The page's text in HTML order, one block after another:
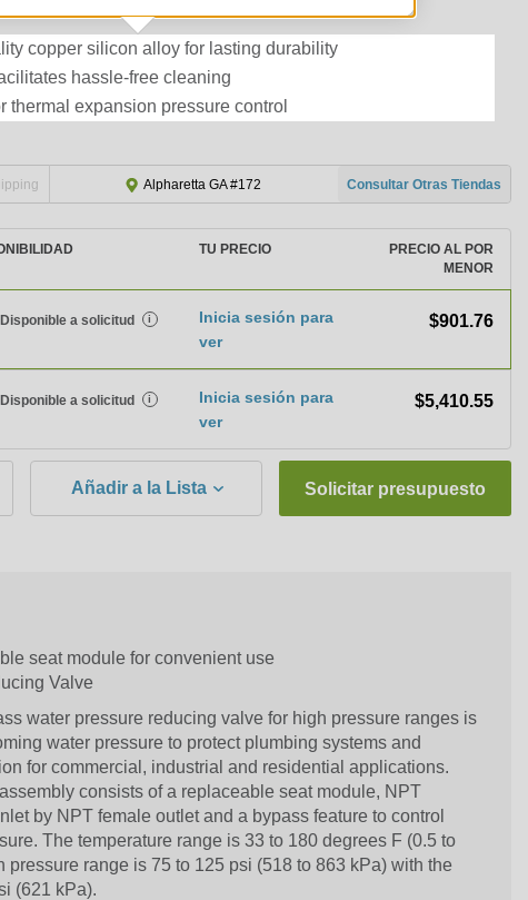
copper silicon alloy for lasting durability
hassle-free cleaning
thermal expansion pressure control
Alpharetta GA #172 Consultar Otras Tiendas
TU PRECIO
PRECIO AL POR
MENOR
Disponible a solicitud i
Inicia sesión para
ver
$901.76
Disponible a solicitud i
Inicia sesión para
ver
$5,410.55
Añadir a la Lista Solicitar presupuesto
seat module for convenient use
Valve
water pressure reducing valve for high pressure ranges is
water pressure to protect plumbing systems and
for commercial, industrial and residential applications.
consists of a replaceable seat module, NPT
by NPT female outlet and a bypass feature to control
The temperature range is 33 to 180 degrees F (0.5 to
pressure range is 75 to 125 psi (518 to 863 kPa) with the
(621 kPa).